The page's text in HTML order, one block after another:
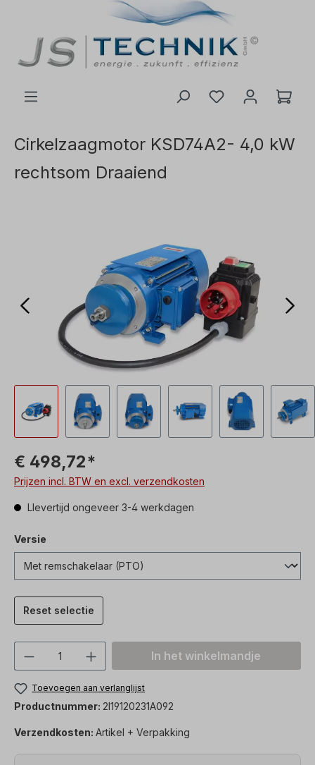
Cirkelzaagmotor KSD74A2- 4,0 kW
rechtsom Draaiend
€ 498,72*
Prijzen incl. BTW en excl. verzendkosten
Llevertijd ongeveer 3-4 werkdagen
Versie
Reset selectie
Producthoeveelheid: Voer de
In het winkelmandje
Toevoegen aan verlanglijst
Productnummer: 2I19120231A092
Verzendkosten: Artikel + Verpakking